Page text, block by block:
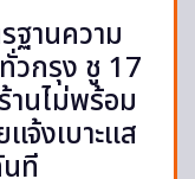
ฐานความ
วกรุง ชู 17
นไม่พร้อม
จ้งเบาะแส
ที